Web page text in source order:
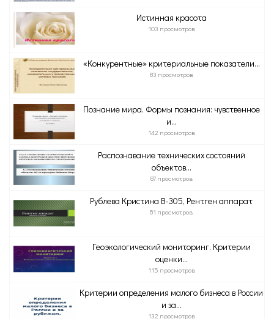
Истинная красота
103 просмотров
«Конкурентные» критериальные показатели...
83 просмотров
Познание мира. Формы познания: чувственное
и...
142 просмотров
Распознавание технических состояний
объектов...
87 просмотров
Рублева Кристина В-305, Рентген аппарат
81 просмотров
Геоэкологический мониторинг. Критерии
оценки...
115 просмотров
Критерии определения малого бизнеса в России
и за...
132 просмотров